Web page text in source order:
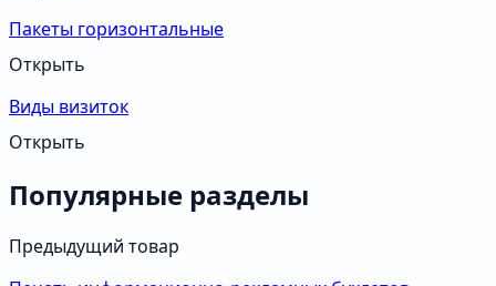
Пакеты горизонтальные
Открыть
Виды визиток
Открыть
Популярные разделы
Предыдущий товар